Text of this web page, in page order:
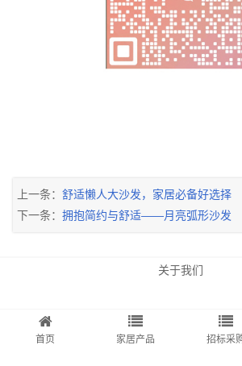
上一条： 舒适懒人大沙发，家居必备好选择
下一条： 拥抱简约与舒适——月亮弧形沙发
首页 家居产品 招标采
关于我们